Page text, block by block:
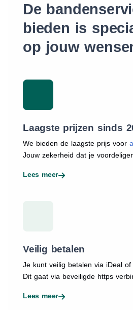
De
bieden is
op jouw
Laagste prijzen sinds
We bieden de laagste prijs voor
Jouw zekerheid dat je
Lees meer
Veilig betalen
Je kunt veilig betalen via iDeal of
Dit gaat via beveiligde https
Lees meer